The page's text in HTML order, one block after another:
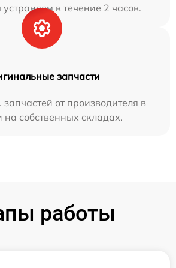
в течение 2 часов.
запчасти
от производителя в
на собственных складах.
работы